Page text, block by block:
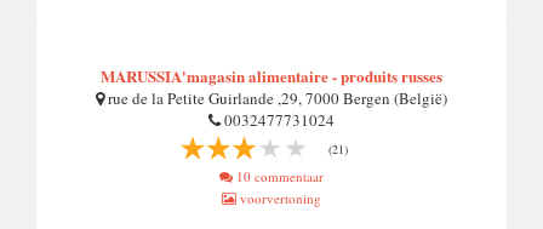
MARUSSIA'magasin alimentaire - produits russes
rue de la Petite Guirlande ,29, 7000 Bergen (België)
0032477731024
(21)
10 commentaar
voorvertoning